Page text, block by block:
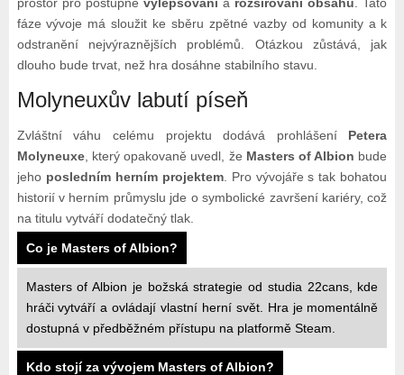
fáze vývoje má sloužit ke sběru zpětné vazby od komunity a k
odstranění nejvýraznějších problémů. Otázkou zůstává, jak
dlouho bude trvat, než hra dosáhne stabilního stavu.
Molyneuxův labutí píseň
Zvláštní váhu celému projektu dodává prohlášení Petera
Molyneuxe, který opakovaně uvedl, že Masters of Albion bude
jeho posledním herním projektem. Pro vývojáře s tak bohatou
historií v herním průmyslu jde o symbolické završení kariéry, což
na titulu vytváří dodatečný tlak.
Co je Masters of Albion?
Masters of Albion je božská strategie od studia 22cans, kde
hráči vytváří a ovládají vlastní herní svět. Hra je momentálně
dostupná v předběžném přístupu na platformě Steam.
Kdo stojí za vývojem Masters of Albion?